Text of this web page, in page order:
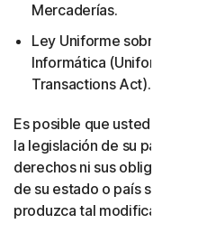
Mercaderías.
Ley Uniforme sobre
Informática (Uniform
Transactions Act).
Es posible que usted tenga
la legislación de su país. Este
derechos ni sus obligaciones
de su estado o país si dicha
produzca tal modificación.